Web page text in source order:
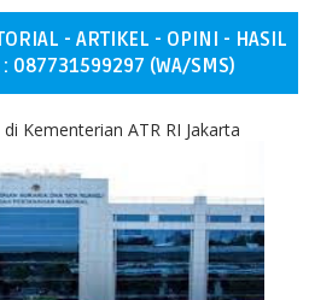
- ARTIKEL - OPINI - HASIL
: 087731599297 (WA/SMS)
Kementerian ATR RI Jakarta